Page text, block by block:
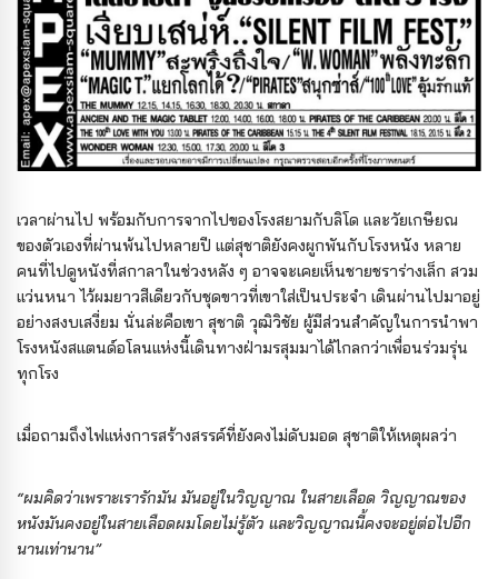
เวลาผ่านไป พร้อมกับการจากไปของโรงสยามกับลิโด และวัยเกษียณ
ของตัวเองที่ผ่านพ้นไปหลายปี แต่สุชาติยังคงผูกพันกับโรงหนัง หลาย
คนที่ไปดูหนังที่สกาลาในช่วงหลัง ๆ อาจจะเคยเห็นชายชราร่างเล็ก สวม
แว่นหนา ไว้ผมยาวสีเดียวกับชุดขาวที่เขาใส่เป็นประจำ เดินผ่านไปมาอยู่
อย่างสงบเสงี่ยม นั่นล่ะคือเขา สุชาติ วุฒิวิชัย ผู้มีส่วนสำคัญในการนำพา
โรงหนังสแตนด์อโลนแห่งนี้เดินทางฝ่ามรสุมมาได้ไกลกว่าเพื่อนร่วมรุ่น
ทุกโรง
เมื่อถามถึงไฟแห่งการสร้างสรรค์ที่ยังคงไม่ดับมอด สุชาติให้เหตุผลว่า
“ผมคิดว่าเพราะเรารักมัน มันอยู่ในวิญญาณ ในสายเลือด วิญญาณของ
หนังมันคงอยู่ในสายเลือดผมโดยไม่รู้ตัว และวิญญาณนี้คงจะอยู่ต่อไปอีก
นานเท่านาน”